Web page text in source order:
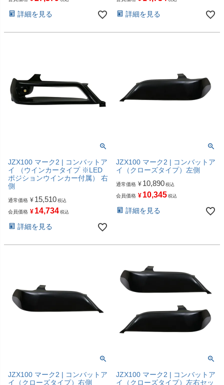
詳細を見る 詳細を見る
JZX100 マーク2 | コンバットア
イ （ウインカータイプ ※LED
ポジションウインカー付属） 右
側
通常価格 ¥ 15,510 税込
会員価格 ¥ 14,734 税込
詳細を見る
JZX100 マーク2 | コンバットア
イ（クローズタイプ）左側
通常価格 ¥ 10,890 税込
会員価格 ¥ 10,345 税込
詳細を見る
JZX100 マーク2 | コンバットア
イ（クローズタイプ）右側
JZX100 マーク2 | コンバットア
イ（クローズタイプ）左右セッ